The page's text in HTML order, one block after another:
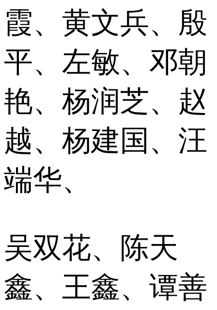
霞、黄文兵、殷
平、左敏、邓朝
艳、杨润芝、赵
越、杨建国、汪
端华、
吴双花、陈天
鑫、王鑫、谭善